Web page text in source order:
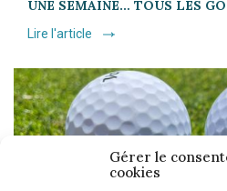
Gérer le
cookies
UNE SEMAINE… TOUS LES
Lire l'article